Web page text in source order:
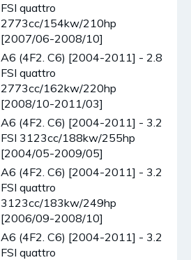
FSI quattro
2773cc/154kw/210hp
[2007/06-2008/10]
A6 (4F2. C6) [2004-2011] - 2.8
FSI quattro
2773cc/162kw/220hp
[2008/10-2011/03]
A6 (4F2. C6) [2004-2011] - 3.2
FSI 3123cc/188kw/255hp
[2004/05-2009/05]
A6 (4F2. C6) [2004-2011] - 3.2
FSI quattro
3123cc/183kw/249hp
[2006/09-2008/10]
A6 (4F2. C6) [2004-2011] - 3.2
FSI quattro